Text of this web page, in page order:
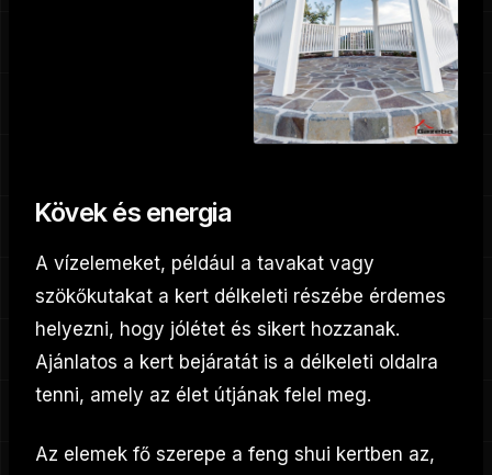
Kövek és energia
A vízelemeket, például a tavakat vagy
szökőkutakat a kert délkeleti részébe érdemes
helyezni, hogy jólétet és sikert hozzanak.
Ajánlatos a kert bejáratát is a délkeleti oldalra
tenni, amely az élet útjának felel meg.
Az elemek fő szerepe a feng shui kertben az,